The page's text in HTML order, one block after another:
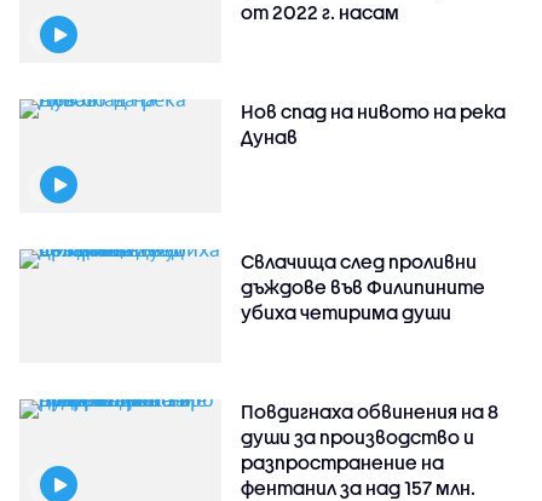
от 2022 г. насам
Нов спад на нивото на река
Дунав
Свлачища след проливни
дъждове във Филипините
убиха четирима души
Повдигнаха обвинения на 8
души за производство и
разпространение на
фентанил за над 157 млн.